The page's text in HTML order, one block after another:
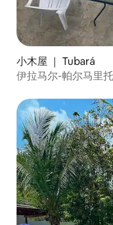
小木屋 ｜ Tubará
伊拉马尔-帕尔马里